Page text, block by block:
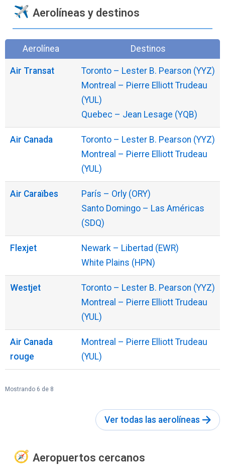
Aerolíneas y destinos
Aerolínea Destinos
Air Transat
Toronto – Lester B. Pearson (YYZ)
Montreal – Pierre Elliott Trudeau
(YUL)
Quebec – Jean Lesage (YQB)
Air Canada
Toronto – Lester B. Pearson (YYZ)
Montreal – Pierre Elliott Trudeau
(YUL)
Air Caraïbes
París – Orly (ORY)
Santo Domingo – Las Américas
(SDQ)
Flexjet
Newark – Libertad (EWR)
White Plains (HPN)
Westjet
Toronto – Lester B. Pearson (YYZ)
Montreal – Pierre Elliott Trudeau
(YUL)
Air Canada
rouge
Montreal – Pierre Elliott Trudeau
(YUL)
Mostrando 6 de 8
Ver todas las aerolíneas
Aeropuertos cercanos